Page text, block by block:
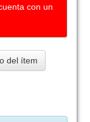
con un
del ítem